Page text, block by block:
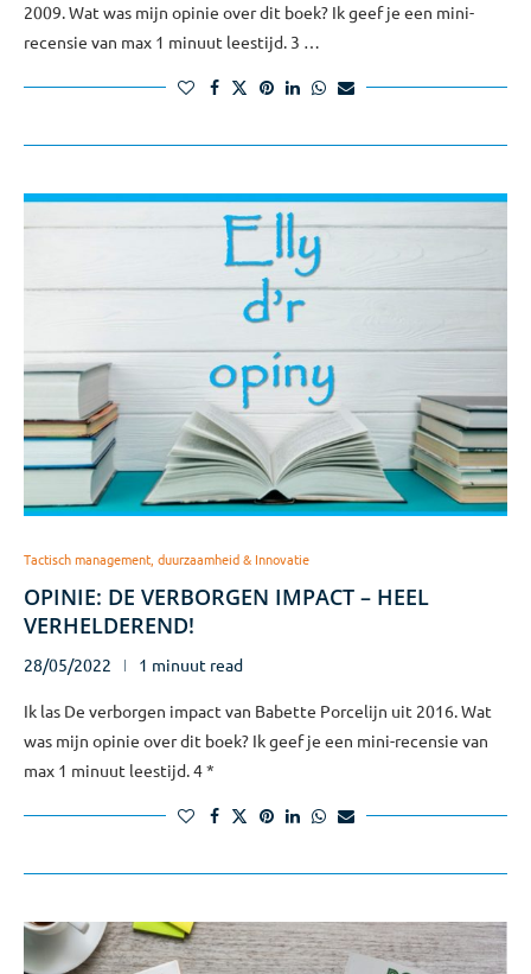
2009. Wat was mijn opinie over dit boek? Ik geef je een mini-
recensie van max 1 minuut leestijd. 3 …
Tactisch management, duurzaamheid & Innovatie
OPINIE: DE VERBORGEN IMPACT – HEEL
VERHELDEREND!
28/05/2022 1 minuut read
Ik las De verborgen impact van Babette Porcelijn uit 2016. Wat
was mijn opinie over dit boek? Ik geef je een mini-recensie van
max 1 minuut leestijd. 4 *